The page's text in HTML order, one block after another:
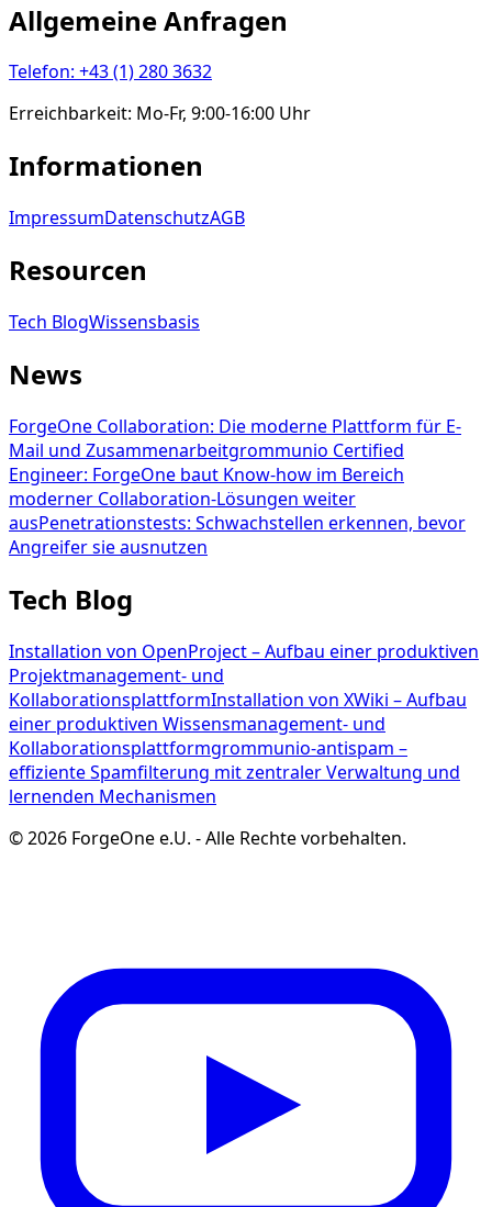
Allgemeine Anfragen
Telefon: +43 (1) 280 3632
Erreichbarkeit: Mo-Fr, 9:00-16:00 Uhr
Informationen
ImpressumDatenschutzAGB
Resourcen
Tech BlogWissensbasis
News
ForgeOne Collaboration: Die moderne Plattform für E-
Mail und Zusammenarbeitgrommunio Certified
Engineer: ForgeOne baut Know-how im Bereich
moderner Collaboration-Lösungen weiter
ausPenetrationstests: Schwachstellen erkennen, bevor
Angreifer sie ausnutzen
Tech Blog
Installation von OpenProject – Aufbau einer produktiven
Projektmanagement- und
KollaborationsplattformInstallation von XWiki – Aufbau
einer produktiven Wissensmanagement- und
Kollaborationsplattformgrommunio-antispam –
effiziente Spamfilterung mit zentraler Verwaltung und
lernenden Mechanismen
©2026 ForgeOne e.U. -Alle Rechte vorbehalten.